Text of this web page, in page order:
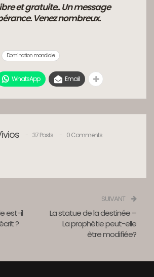
et gratuite.. Un message
Venez nombreux.
Domination mondiale
WhatsApp Email
37 Posts 0 Comments
est-il
?
SUIVANT
La statue de la destinée –
La prophétie peut-elle
être modifiée?